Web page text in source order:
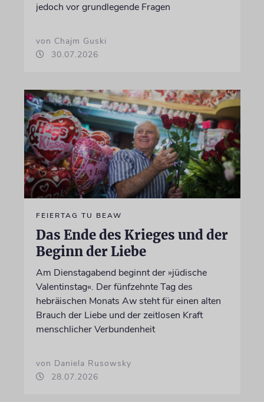
jedoch vor grundlegende Fragen
von Chajm Guski
30.07.2026
FEIERTAG TU BEAW
Das Ende des Krieges und der
Beginn der Liebe
Am Dienstagabend beginnt der »jüdische
Valentinstag«. Der fünfzehnte Tag des
hebräischen Monats Aw steht für einen alten
Brauch der Liebe und der zeitlosen Kraft
menschlicher Verbundenheit
von Daniela Rusowsky
28.07.2026